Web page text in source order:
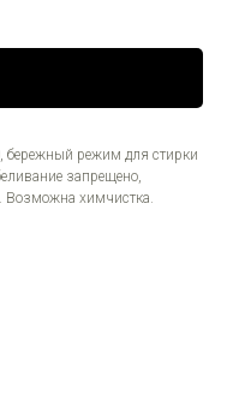
бережный режим для стирки
запрещено,
Возможна химчистка.